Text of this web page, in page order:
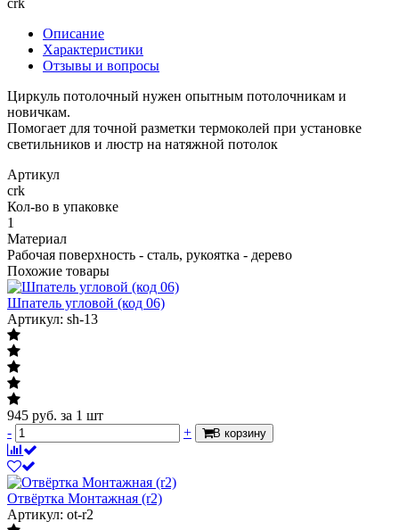
crk
Описание
Характеристики
Отзывы и вопросы
Циркуль потолочный нужен опытным потолочникам и
новичкам.
Помогает для точной разметки термоколей при установке
светильников и люстр на натяжной потолок
Артикул
crk
Кол-во в упаковке
1
Материал
Рабочая поверхность - сталь, рукоятка - дерево
Похожие товары
Шпатель угловой (код 06)
Артикул: sh-13
945 руб. за 1 шт
-
+ В корзину
Отвёртка Монтажная (r2)
Артикул: ot-r2